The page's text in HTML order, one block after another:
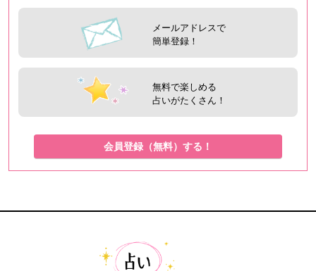
メールアドレスで
簡単登録！
無料で楽しめる
占いがたくさん！
会員登録（無料）する！